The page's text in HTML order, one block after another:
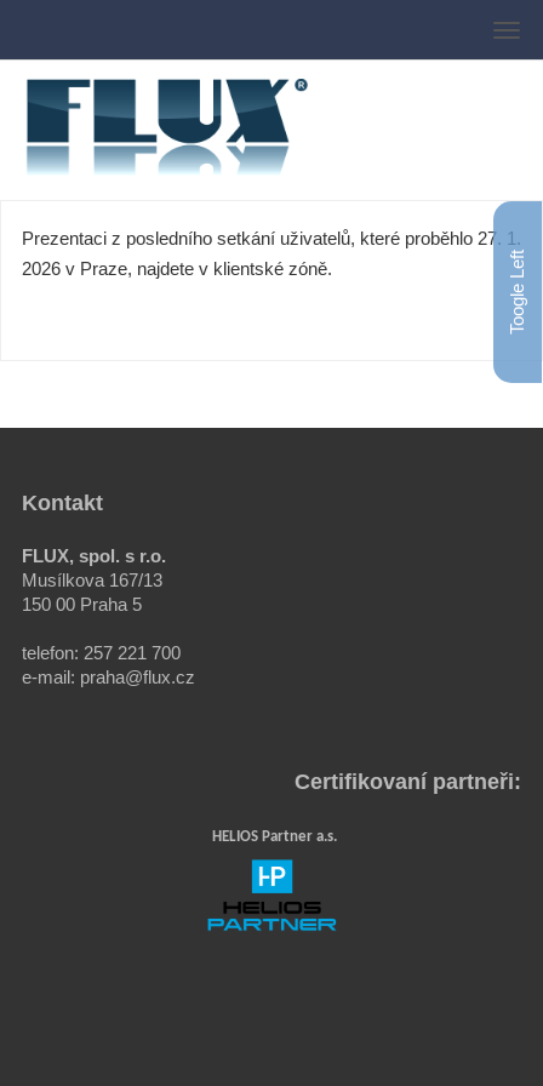
Prezentaci z posledního setkání uživatelů, které proběhlo 27. 1.
2026 v Praze, najdete v klientské zóně.
Toogle Left
Kontakt
FLUX, spol. s r.o.
Musílkova 167/13
150 00 Praha 5
telefon: 257 221 700
e-mail: praha@flux.cz
Certifikovaní partneři:
HELIOS Partner a.s.